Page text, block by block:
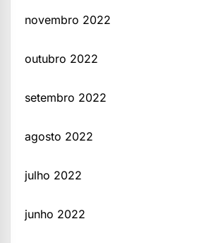
novembro 2022
outubro 2022
setembro 2022
agosto 2022
julho 2022
junho 2022